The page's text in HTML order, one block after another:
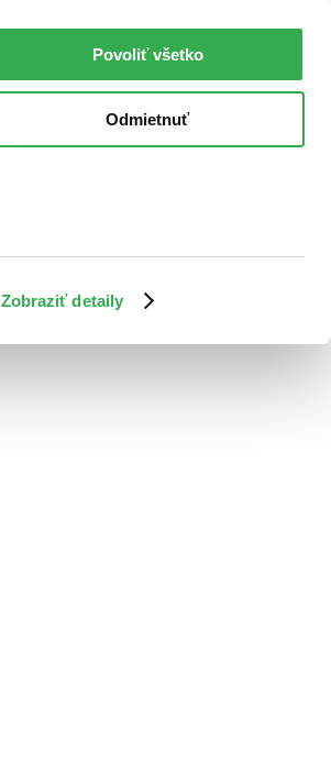
Zobraziť detaily
Povoliť všetko
Odmietnuť